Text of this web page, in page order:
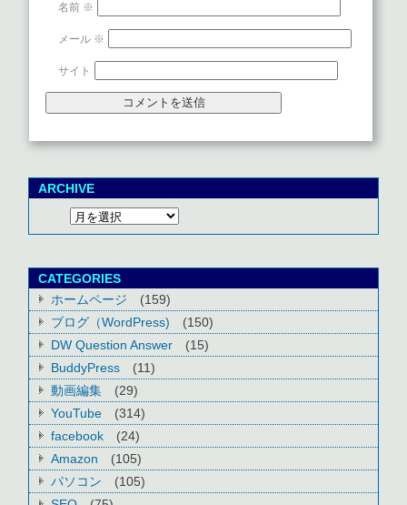
名前 ※
メール ※
サイト
ARCHIVE
CATEGORIES
ホームページ
(159)
ブログ（WordPress)
(150)
DW Question Answer
(15)
BuddyPress
(11)
動画編集
(29)
YouTube
(314)
facebook
(24)
Amazon
(105)
パソコン
(105)